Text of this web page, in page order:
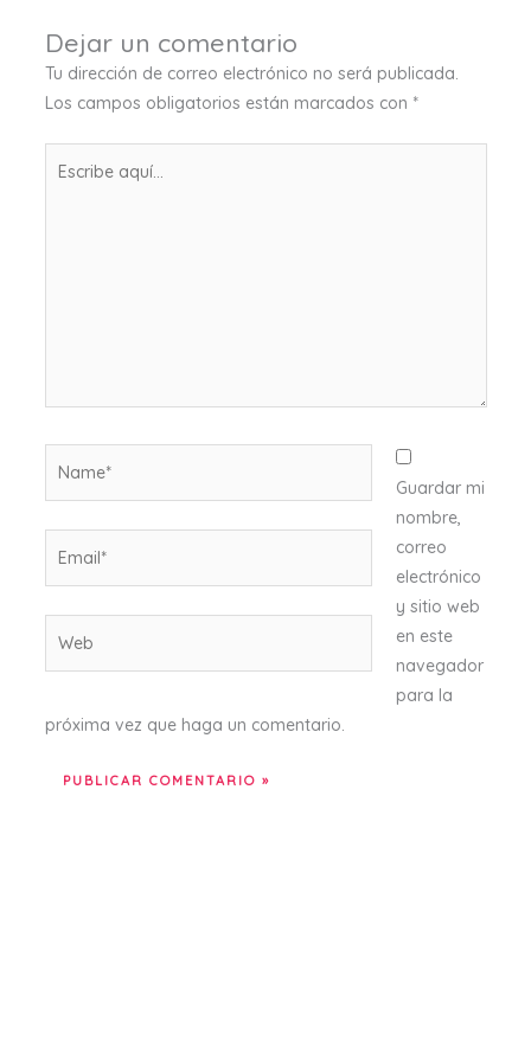
Dejar un comentario
Tu dirección de correo electrónico no será publicada.
Los campos obligatorios están marcados con *
Guardar mi
nombre,
correo
electrónico
y sitio web
en este
navegador
para la
próxima vez que haga un comentario.